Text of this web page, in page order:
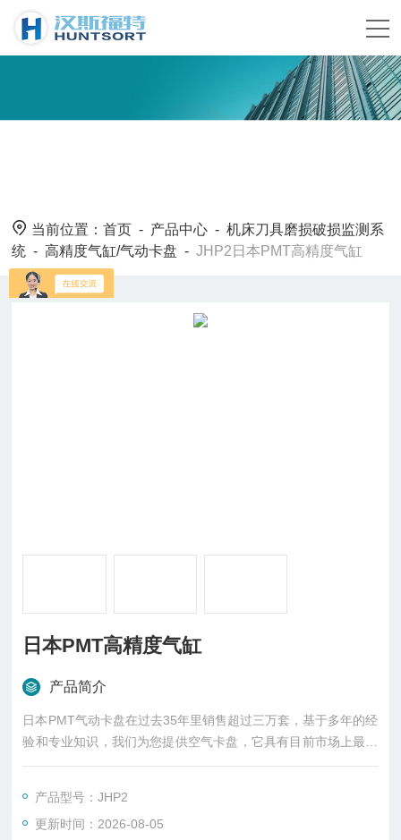
当前位置：首页 - 产品中心 -机床刀具磨损破损监测系
统 -高精度气缸/气动卡盘 -JHP2日本PMT高精度气缸
日本PMT高精度气缸
产品简介
日本PMT气动卡盘在过去35年里销售超过三万套，基于多年的经
验和专业知识，我们为您提供空气卡盘，它具有目前市场上最高
的精度和性能。现在，有一天，生产人员对更高精度和性能的需
各种应用的想法。
产品型号：JHP2
更新时间：2026-08-05